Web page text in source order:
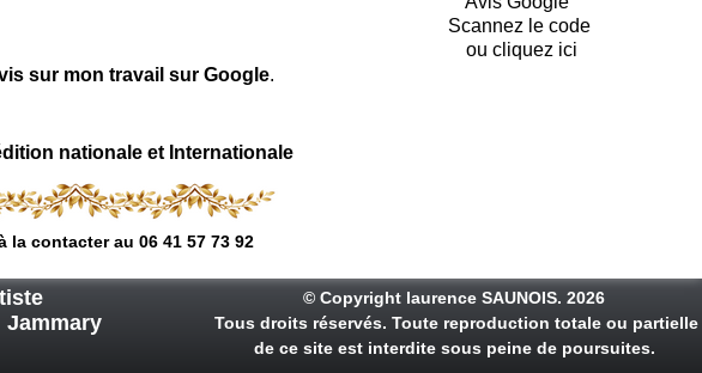
sur mon travail sur Google.
Scannez le code
ou cliquez ici
nationale et Internationale
contacter au 06 41 57 73 92
Jammary
© Copyright laurence SAUNOIS. 2026
Tous droits réservés. Toute reproduction totale ou partielle
de ce site est interdite sous peine de poursuites.